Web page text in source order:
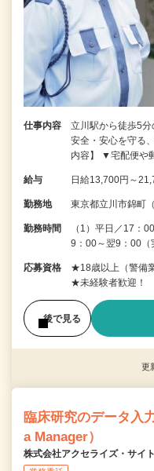
仕事内容
立川駅から徒歩5
安全・安心を守る
内容】 ▼宅配便や
給与 日給13,700円～
勤務地 東京都立川市錦町
勤務時間
（1）平日／17：
9：00～翌9：00
応募資格
★18歳以上（警備
★未経験者歓迎！
後で見る
更
臨床研究のデータ入
a Manager）
株式会社アクセライズ・サイト